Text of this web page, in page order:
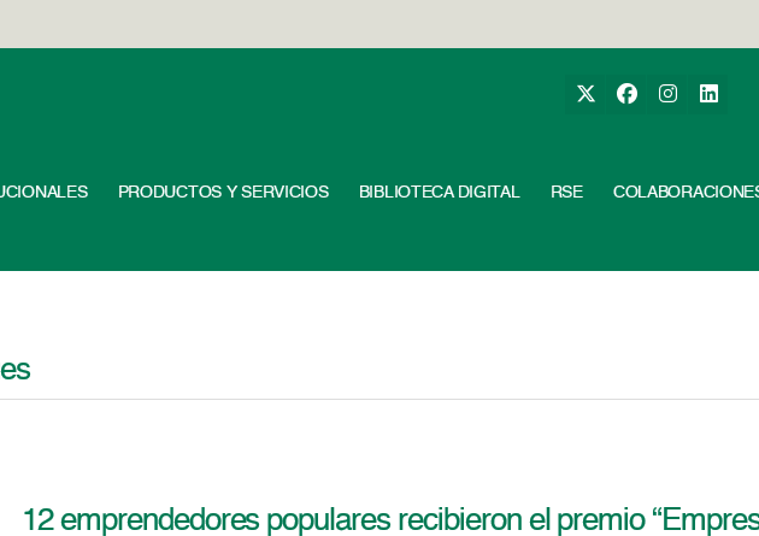
PRODUCTOS Y SERVICIOS BIBLIOTECA DIGITAL RSE
12 emprendedores populares recibieron el premio